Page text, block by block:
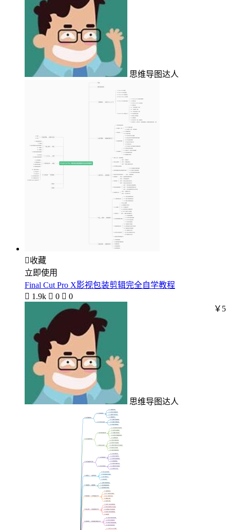
思维导图达人
收藏
立即使用
Final Cut Pro X影视包装剪辑完全自学教程
 1.9k  0  0
思维导图达人
￥5